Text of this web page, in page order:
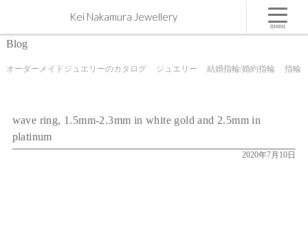
wave ring, 1.5mm-2.3mm in white gold and 2.5mm in platinum | 屋久島,ジュエリー,オーダーメイド
のマリッジリング（結婚・婚約指輪）制作 | Kei Nakamura Jewellery Blog
Kei Nakamura Jewellery
Blog
オーダーメイドジュエリーのカタログ ジュエリー 結婚指輪/婚約指輪 指輪
wave ring, 1.5mm-2.3mm in white gold and 2.5mm in
platinum
2020年7月10日
menu